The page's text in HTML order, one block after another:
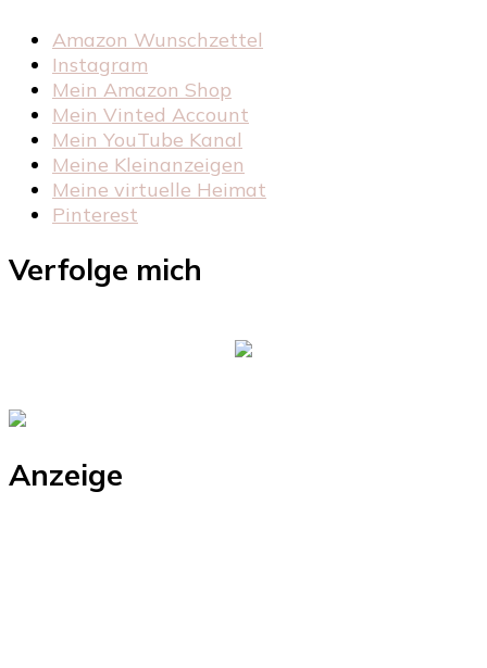
Amazon Wunschzettel
Instagram
Mein Amazon Shop
Mein Vinted Account
Mein YouTube Kanal
Meine Kleinanzeigen
Meine virtuelle Heimat
Pinterest
Verfolge mich
Anzeige